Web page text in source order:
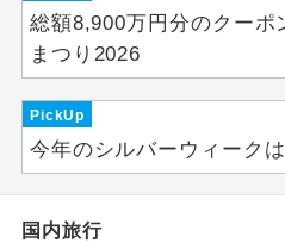
総額8,900万円分のクーポ
まつり2026
PickUp
今年のシルバーウィークは
国内旅行